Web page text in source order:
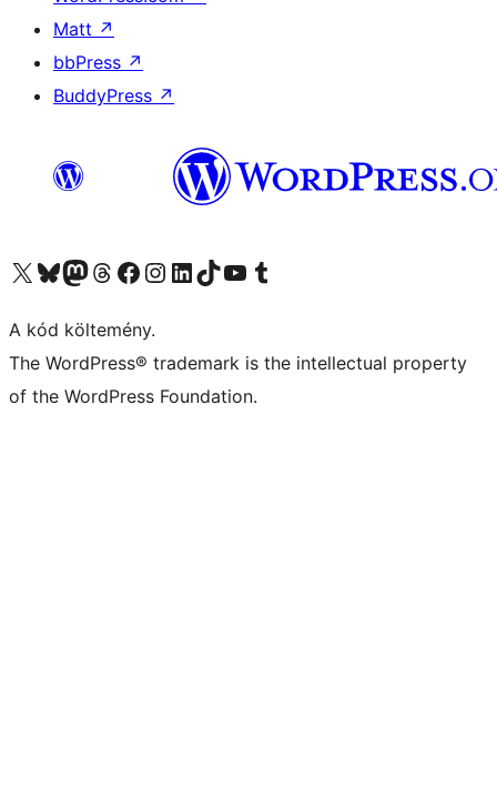
Matt ↗
bbPress ↗
BuddyPress ↗
Visit our X (formerly Twitter) account
Visit our Bluesky account
Twitter csatornánk
Visit our Threads account
Facebook oldalunk megtekintése
Visit our Instagram account
Visit our LinkedIn account
Visit our TikTok account
Visit our YouTube channel
Visit our Tumblr account
A kód költemény.
The WordPress® trademark is the intellectual property
of the WordPress Foundation.